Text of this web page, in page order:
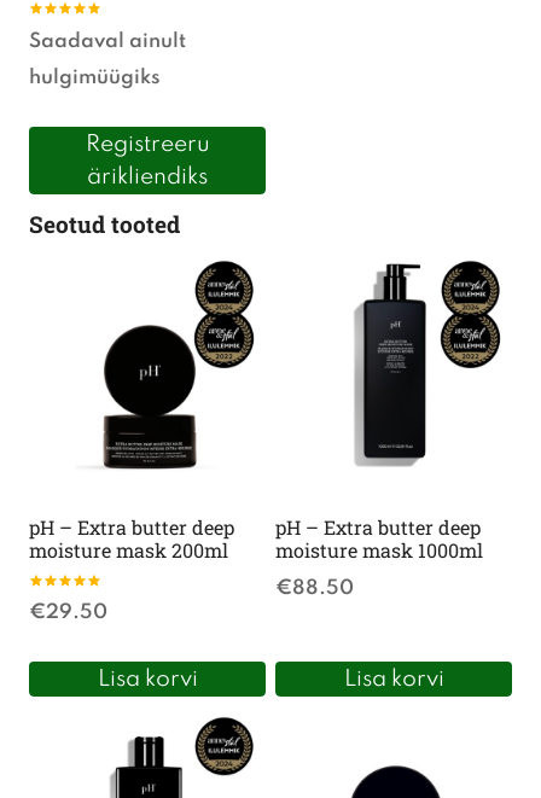
Hinnanguga
5.00
Saadaval ainult
hulgimüügiks
Registreeru
ärikliendiks
Seotud tooted
pH – Extra butter deep
moisture mask 200ml
Hinnanguga
5.00
€29.50
Lisa korvi
pH – Extra butter deep
moisture mask 1000ml
€88.50
Lisa korvi